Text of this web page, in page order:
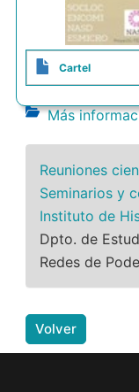
Cartel
Más
Reuniones
Seminarios y
Instituto de
Dpto. de
Redes de
Volver